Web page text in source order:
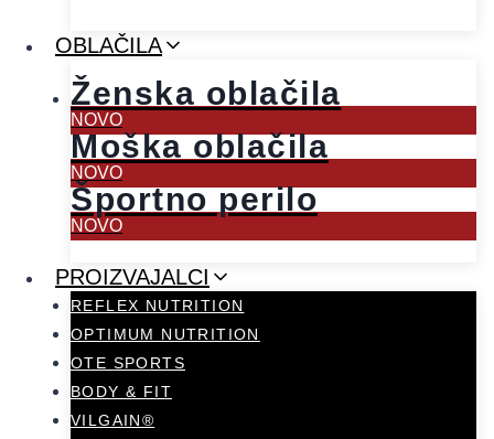
OBLAČILA
Ženska oblačila
NOVO
Moška oblačila
NOVO
Športno perilo
NOVO
PROIZVAJALCI
REFLEX NUTRITION
OPTIMUM NUTRITION
OTE SPORTS
BODY & FIT
VILGAIN®